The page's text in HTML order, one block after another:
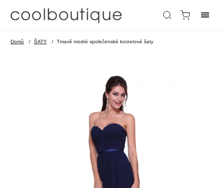
Domů / ŠATY / Tmavě modré společenské korzetové šaty